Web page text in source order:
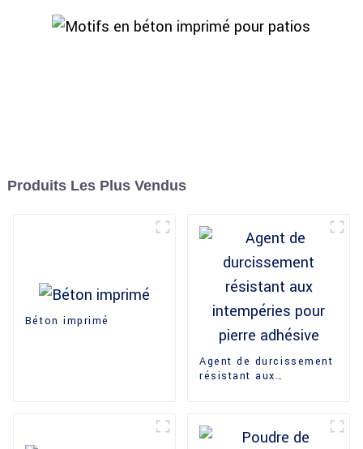
Produits Les Plus Vendus
Béton imprimé
Agent de durcissement
résistant aux